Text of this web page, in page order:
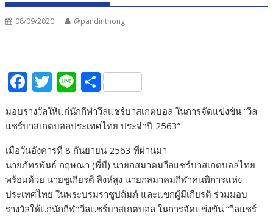
08/09/2020 @pandinthong
F
ac
e
b
o
o
k
T
w
itt
er
Li
n
e
S
h
ar
มอบรางวัลให้แก่นักกีฬาวีลแชร์บาสเกตบอล ในการจัดแข่งขัน “วีล
แชร์บาสเกตบอลประเทศไทย ประจำปี 2563”
เมื่อวันอังคารที่ 8 กันยายน 2563 ที่ผ่านมา
นายภัทรพันธ์ กฤษณา (พี่บี) นายกสมาคมวีลแชร์บาสเกตบอลไทย
พร้อมด้วย นายชูเกียรติ สิงห์สูง นายกสมาคมกีฬาคนพิการแห่ง
ประเทศไทย ในพระบรมราชูปถัมภ์ และแขกผู้มีเกียรติ ร่วมมอบ
รางวัลให้แก่นักกีฬาวีลแชร์บาสเกตบอล ในการจัดแข่งขัน “วีลแชร์